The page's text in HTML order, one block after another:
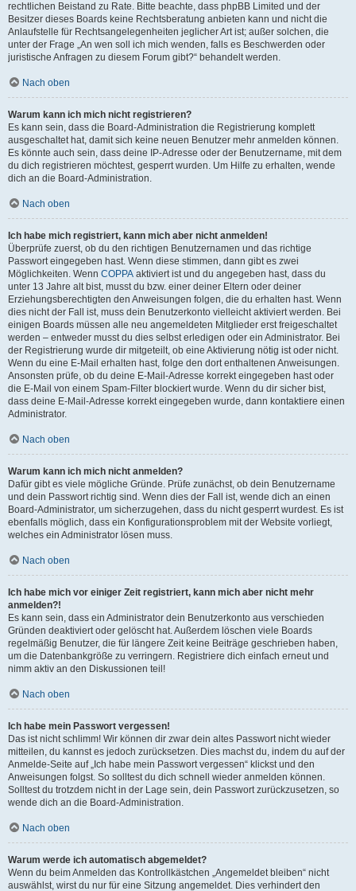
rechtlichen Beistand zu Rate. Bitte beachte, dass phpBB Limited und der
Besitzer dieses Boards keine Rechtsberatung anbieten kann und nicht die
Anlaufstelle für Rechtsangelegenheiten jeglicher Art ist; außer solchen, die
unter der Frage „An wen soll ich mich wenden, falls es Beschwerden oder
juristische Anfragen zu diesem Forum gibt?“ behandelt werden.
Nach oben
Warum kann ich mich nicht registrieren?
Es kann sein, dass die Board-Administration die Registrierung komplett
ausgeschaltet hat, damit sich keine neuen Benutzer mehr anmelden können.
Es könnte auch sein, dass deine IP-Adresse oder der Benutzername, mit dem
du dich registrieren möchtest, gesperrt wurden. Um Hilfe zu erhalten, wende
dich an die Board-Administration.
Nach oben
Ich habe mich registriert, kann mich aber nicht anmelden!
Überprüfe zuerst, ob du den richtigen Benutzernamen und das richtige
Passwort eingegeben hast. Wenn diese stimmen, dann gibt es zwei
Möglichkeiten. Wenn COPPA aktiviert ist und du angegeben hast, dass du
unter 13 Jahre alt bist, musst du bzw. einer deiner Eltern oder deiner
Erziehungsberechtigten den Anweisungen folgen, die du erhalten hast. Wenn
dies nicht der Fall ist, muss dein Benutzerkonto vielleicht aktiviert werden. Bei
einigen Boards müssen alle neu angemeldeten Mitglieder erst freigeschaltet
werden – entweder musst du dies selbst erledigen oder ein Administrator. Bei
der Registrierung wurde dir mitgeteilt, ob eine Aktivierung nötig ist oder nicht.
Wenn du eine E-Mail erhalten hast, folge den dort enthaltenen Anweisungen.
Ansonsten prüfe, ob du deine E-Mail-Adresse korrekt eingegeben hast oder
die E-Mail von einem Spam-Filter blockiert wurde. Wenn du dir sicher bist,
dass deine E-Mail-Adresse korrekt eingegeben wurde, dann kontaktiere einen
Administrator.
Nach oben
Warum kann ich mich nicht anmelden?
Dafür gibt es viele mögliche Gründe. Prüfe zunächst, ob dein Benutzername
und dein Passwort richtig sind. Wenn dies der Fall ist, wende dich an einen
Board-Administrator, um sicherzugehen, dass du nicht gesperrt wurdest. Es ist
ebenfalls möglich, dass ein Konfigurationsproblem mit der Website vorliegt,
welches ein Administrator lösen muss.
Nach oben
Ich habe mich vor einiger Zeit registriert, kann mich aber nicht mehr
anmelden?!
Es kann sein, dass ein Administrator dein Benutzerkonto aus verschieden
Gründen deaktiviert oder gelöscht hat. Außerdem löschen viele Boards
regelmäßig Benutzer, die für längere Zeit keine Beiträge geschrieben haben,
um die Datenbankgröße zu verringern. Registriere dich einfach erneut und
nimm aktiv an den Diskussionen teil!
Nach oben
Ich habe mein Passwort vergessen!
Das ist nicht schlimm! Wir können dir zwar dein altes Passwort nicht wieder
mitteilen, du kannst es jedoch zurücksetzen. Dies machst du, indem du auf der
Anmelde-Seite auf „Ich habe mein Passwort vergessen“ klickst und den
Anweisungen folgst. So solltest du dich schnell wieder anmelden können.
Solltest du trotzdem nicht in der Lage sein, dein Passwort zurückzusetzen, so
wende dich an die Board-Administration.
Nach oben
Warum werde ich automatisch abgemeldet?
Wenn du beim Anmelden das Kontrollkästchen „Angemeldet bleiben“ nicht
auswählst, wirst du nur für eine Sitzung angemeldet. Dies verhindert den